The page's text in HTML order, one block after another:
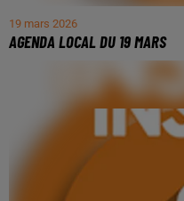
19 mars 2026
AGENDA LOCAL DU 19 MARS